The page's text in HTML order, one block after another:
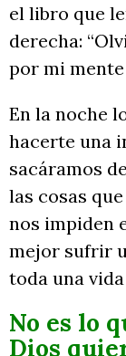
el libro que
derecha:
por mi
En la noche
hacerte una
sacáramos
las cosas
nos impiden
mejor sufrir
toda una
No es lo
Dios